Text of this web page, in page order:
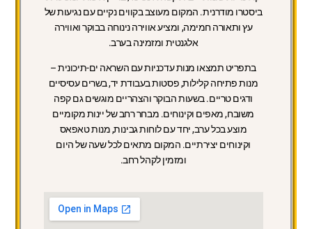
ביסטרו מודרנית. המקום מעוצב בקווים נקיים עם נגיעות של
עץ ותאורה חמימה, ומציע אווירה נינוחה בבוקר ואווירה
אלגנטית ומזמינה בערב.
בתפריט תמצאו מנות עדכניות עם השראה ים-תיכונית –
מנות פתיחה קלילות, פסטות בעבודת יד, בשרים עסיסיים
ודגים טריים. בשעות הבוקר והצהריים מוגשים גם קפה
משובח, מאפים וקינוחים. מבחר רחב של יינות מקומיים
מוצע בכל ערב, יחד עם לוחות גבינות, מנות טאפאס
וקינוחים יצירתיים. המקום מתאים לכל שעה של היום
ומזמין לקהל רחב.